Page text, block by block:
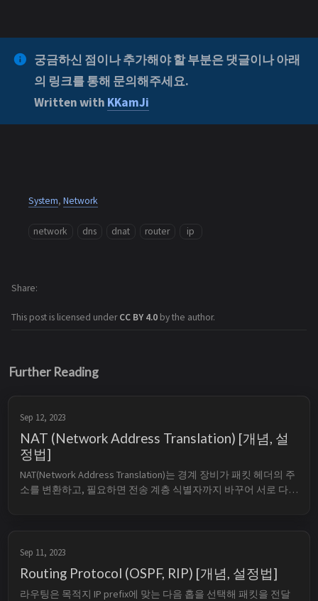
궁금하신 점이나 추가해야 할 부분은 댓글이나 아래
의 링크를 통해 문의해주세요.
Written with KKamJi
System, Network
network dns dnat router ip
This post is licensed underCC BY 4.0 by the author.
Share
Further Reading
Sep 12, 2023
NAT (Network Address Translation) [개념, 설
정법]
NAT(Network Address Translation)는 경계 장비가 패킷 헤더의 주
소를 변환하고, 필요하면 전송 계층 식별자까지 바꾸어 서로 다
Sep 11, 2023
Routing Protocol (OSPF, RIP) [개념, 설정법]
라우팅은 목적지 IP prefix에 맞는 다음 홉을 선택해 패킷을 전달